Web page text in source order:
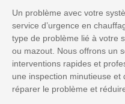
Un problème avec votre
service d’urgence en
type de problème lié à votre
ou mazout. Nous offrons un
interventions rapides et
une inspection minutieuse et
réparer le problème et